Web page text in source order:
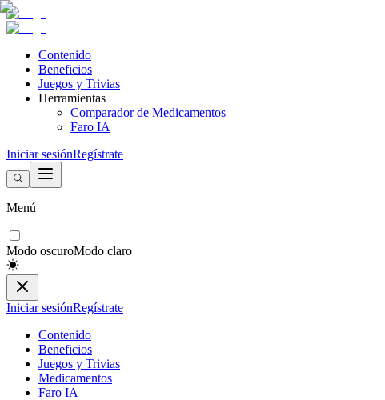
Contenido
Beneficios
Juegos y Trivias
Herramientas
Comparador de Medicamentos
Faro IA
Iniciar sesiónRegístrate
Menú
Modo oscuroModo claro
Iniciar sesiónRegístrate
Contenido
Beneficios
Juegos y Trivias
Medicamentos
Faro IA